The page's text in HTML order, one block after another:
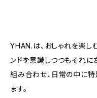
YHAN.は、おしゃれを楽し
ンドを意識しつつもそれ
組み合わせ、日常の中に特
ます。